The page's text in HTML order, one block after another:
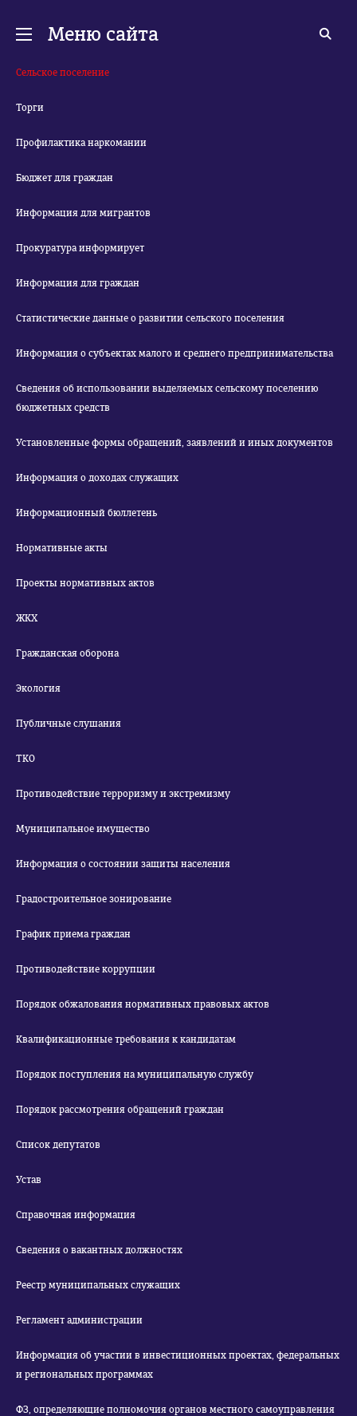
Меню сайта
Сельское поселение
Торги
Профилактика наркомании
Бюджет для граждан
Информация для мигрантов
Прокуратура информирует
Информация для граждан
Статистические данные о развитии сельского поселения
Информация о субъектах малого и среднего предпринимательства
Сведения об использовании выделяемых сельскому поселению
бюджетных средств
Установленные формы обращений, заявлений и иных документов
Информация о доходах служащих
Информационный бюллетень
Нормативные акты
Проекты нормативных актов
ЖКХ
Гражданская оборона
Экология
Публичные слушания
ТКО
Противодействие терроризму и экстремизму
Муниципальное имущество
Информация о состоянии защиты населения
Градостроительное зонирование
График приема граждан
Противодействие коррупции
Порядок обжалования нормативных правовых актов
Квалификационные требования к кандидатам
Порядок поступления на муниципальную службу
Порядок рассмотрения обращений граждан
Список депутатов
Устав
Справочная информация
Сведения о вакантных должностях
Реестр муниципальных служащих
Регламент администрации
Информация об участии в инвестиционных проектах, федеральных
и региональных программах
ФЗ, определяющие полномочия органов местного самоуправления